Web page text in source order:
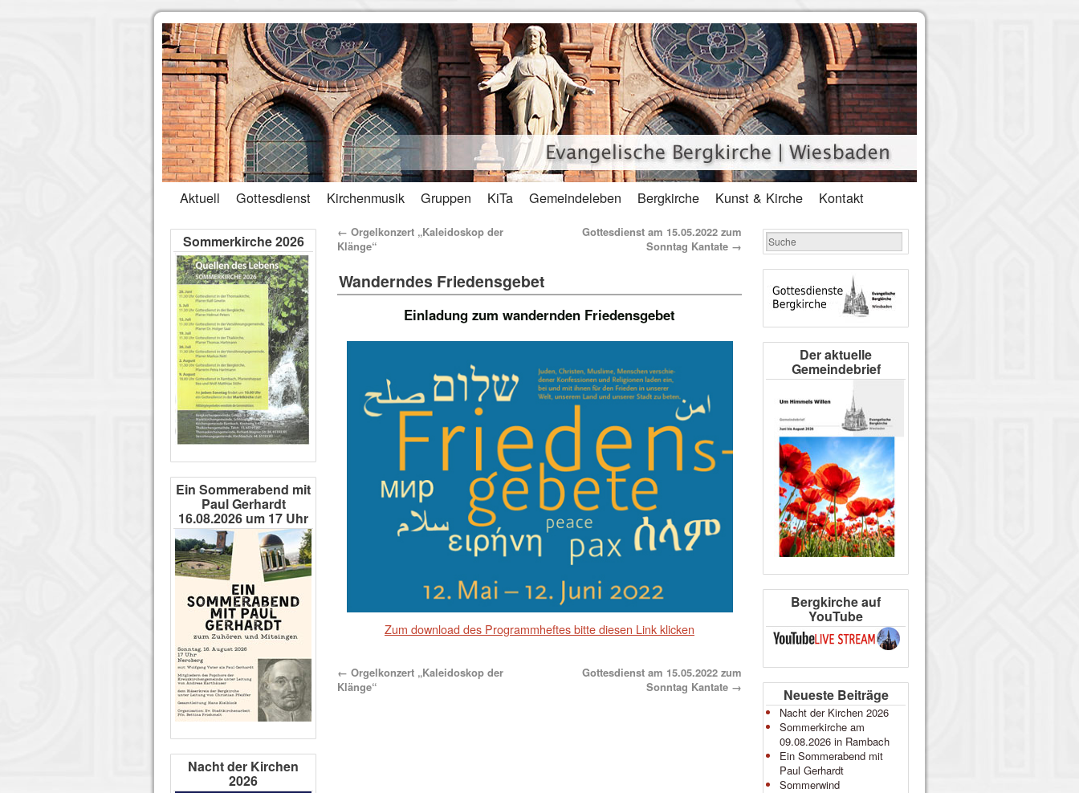
Aktuell Gottesdienst Kirchenmusik Gruppen KiTa Gemeindeleben Bergkirche Kunst & Kirche Kontakt
← Orgelkonzert „Kaleidoskop der
Klänge“
Gottesdienst am 15.05.2022 zum
Sonntag Kantate →
Wanderndes Friedensgebet
Einladung zum wandernden Friedensgebet
Zum download des Programmheftes bitte diesen Link klicken
← Orgelkonzert „Kaleidoskop der
Klänge“
Gottesdienst am 15.05.2022 zum
Sonntag Kantate →
Sommerkirche 2026
Ein Sommerabend mit
Paul Gerhardt
16.08.2026 um 17 Uhr
Nacht der Kirchen
2026
Der aktuelle
Gemeindebrief
Bergkirche auf
YouTube
Neueste Beiträge
Nacht der Kirchen 2026
Sommerkirche am
09.08.2026 in Rambach
Ein Sommerabend mit
Paul Gerhardt
Sommerwind